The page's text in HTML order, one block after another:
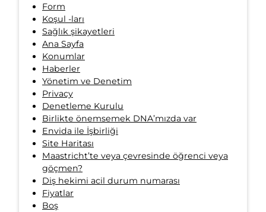
Form
Koşul -ları
Sağlık şikayetleri
Ana Sayfa
Konumlar
Haberler
Yönetim ve Denetim
Privacy
Denetleme Kurulu
Birlikte önemsemek DNA’mızda var
Envida ile İşbirliği
Site Haritası
Maastricht’te veya çevresinde öğrenci veya
göçmen?
Diş hekimi acil durum numarası
Fiyatlar
Boş